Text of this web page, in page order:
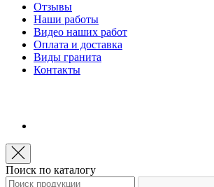
Отзывы
Наши работы
Видео наших работ
Оплата и доставка
Виды гранита
Контакты
Поиск по каталогу